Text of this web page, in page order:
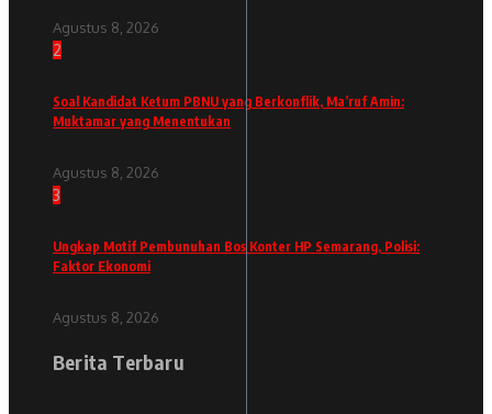
Agustus 8, 2026
2
Soal Kandidat Ketum PBNU yang Berkonflik, Ma’ruf Amin:
Muktamar yang Menentukan
Agustus 8, 2026
3
Ungkap Motif Pembunuhan Bos Konter HP Semarang, Polisi:
Faktor Ekonomi
Agustus 8, 2026
Berita Terbaru